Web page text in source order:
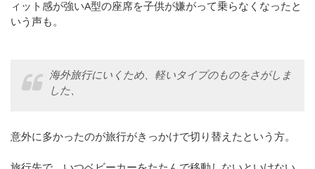
ィット感が強いA型の座席を子供が嫌がって乗らなくなったと
いう声も。
海外旅行にいくため、軽いタイプのものをさがしま
した、
意外に多かったのが旅行がきっかけで切り替えたという方。